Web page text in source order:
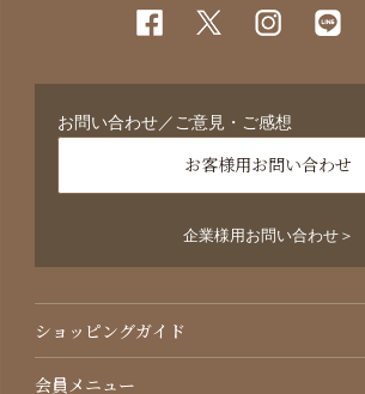
お問い合わせ／ご意見・ご感想
お客様用お問い合わせ
企業様用お問い合わせ＞
ショッピングガイド
会員メニュー